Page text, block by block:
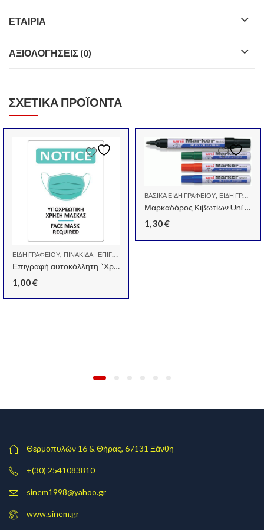
ΕΤΑΙΡΊΑ
ΑΞΙΟΛΟΓΉΣΕΙΣ (0)
ΣΧΕΤΙΚΆ ΠΡΟΪΌΝΤΑ
ΕΊΔΗ ΓΡΑΦΕΊΟΥ, ΠΙΝΑΚΊΔΑ - ΕΠΙΓΡΑΦΈΣ ΣΉΜΑΝΣΗΣ INOX - ΠΛΑΣΤΙΚΆ - PVC-PP
Επιγραφή αυτοκόλλητη “Χρήση μάσκας”, 15×20 εκ.
1,00€
ΒΑΣΙΚΆ ΕΊΔΗ ΓΡΑΦΕΊΟΥ, ΕΊΔΗ ΓΡΑΦΕΊΟΥ
Μαρκαδόρος Κιβωτίων Uni Ball N520F Μάυρο
1,30€
Θερμοπυλών 16 & Θήρας, 67131 Ξάνθη
+(30) 2541083810
sinem1998@yahoo.gr
www.sinem.gr